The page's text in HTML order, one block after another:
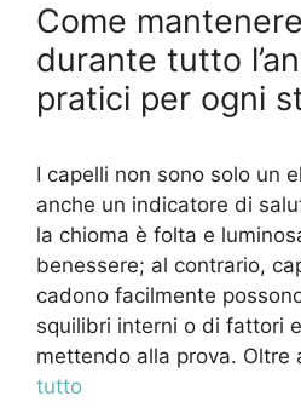
Come
durante tutto
pratici per ogni
I capelli non sono solo un
anche un indicatore di
la chioma è folta e
benessere; al contrario,
cadono facilmente
squilibri interni o di fattori
mettendo alla prova. Oltre
tutto